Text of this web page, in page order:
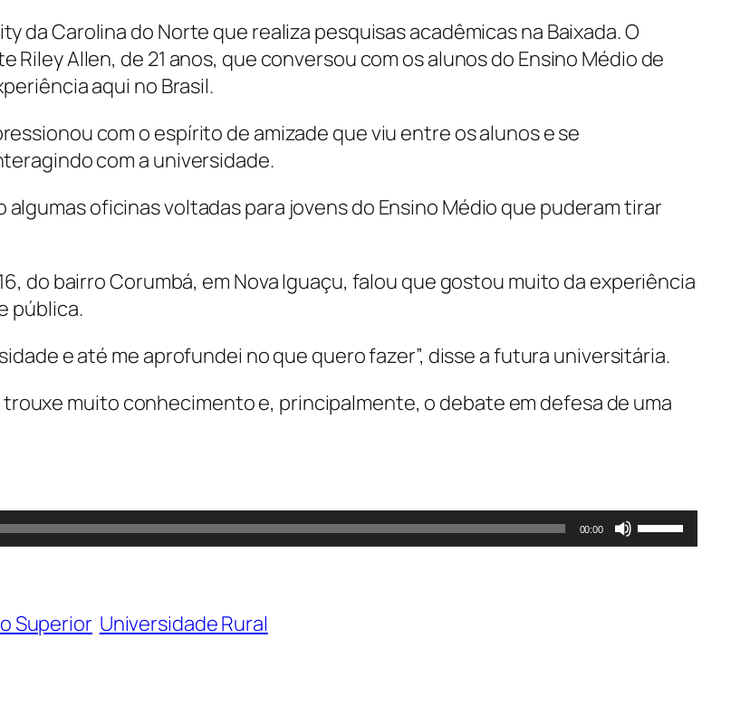
da Carolina do Norte que realiza pesquisas acadêmicas na Baixada. O
Allen, de 21 anos, que conversou com os alunos do Ensino Médio de
aqui no Brasil.
com o espírito de amizade que viu entre os alunos e se
com a universidade.
oficinas voltadas para jovens do Ensino Médio que puderam tirar
do bairro Corumbá, em Nova Iguaçu, falou que gostou muito da experiência
pública.
e até me aprofundei no que quero fazer”, disse a futura universitária.
muito conhecimento e, principalmente, o debate em defesa de uma
00:00
Use
as
Superior Universidade Rural